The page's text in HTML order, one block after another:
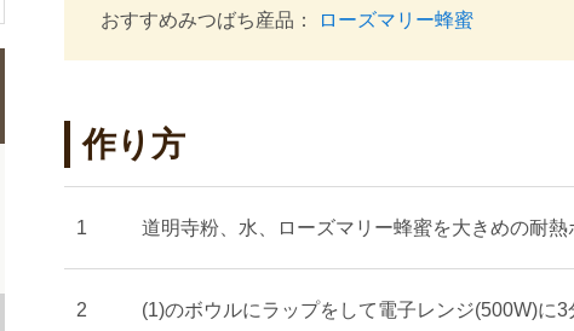
おすすめみつばち産品：
ローズマリー蜂蜜
作り方
道明寺粉、水、ローズマリー蜂蜜を大きめの耐熱
(1)のボウルにラップをして電子レンジ(500W)に